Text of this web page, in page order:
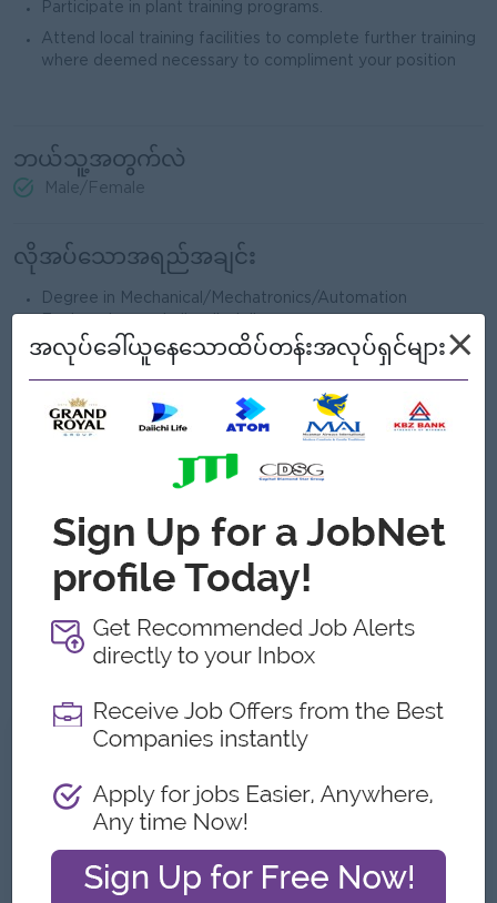
Participate in plant training programs.
Attend local training facilities to complete further training
where deemed necessary to compliment your position
ဘယ်သူ့အတွက်လဲ
Male/Female
လိုအပ်သောအရည်အချင်း
Degree in Mechanical/Mechatronics/Automation
Interested in steel products and their manufacturing
Ability to take a positive view of everything and work in
collaboration with the team.
Strong ability to multi-task and prioritize multiple tasks.
Strong ability to communicate with a workforce where
Proactive, well organized and continuously striving for an
exciting efficient approach.
Proficient in Microsoft applications such as Word, Excel,
Power Point, Share Point, etc with strong analytical skill.
As a member of society, you must have company policies,
cooperation with colleagues, and common sense.
ကျွန်တော့်တို့ ဘာတွေကမ်းလှမ်းနိုင်သလဲ
အကျိုးအမြတ်
Ferry Provided.
Transportation Allowance.
Meal provided partially.
Phone Bill provided.
အလုပ်ခေါ်ယူနေသောထိပ်တန်းအလုပ်ရှင်များ×